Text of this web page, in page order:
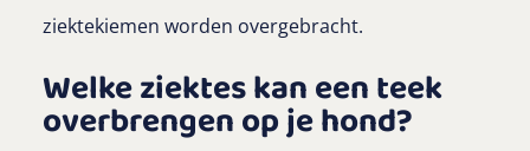
ziektekiemen worden overgebracht.
Welke ziektes kan een teek
overbrengen op je hond?